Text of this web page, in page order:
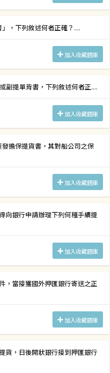
，下列敘述何者正確？....
加入收藏題庫
副提單背書，下列敘述何者正....
加入收藏題庫
擔保提貨書，其對船公司之保
加入收藏題庫
向銀行申請辦理下列何種手續提
加入收藏題庫
，當接獲國外押匯銀行寄送之正
加入收藏題庫
貨，日後開狀銀行接到押匯銀行